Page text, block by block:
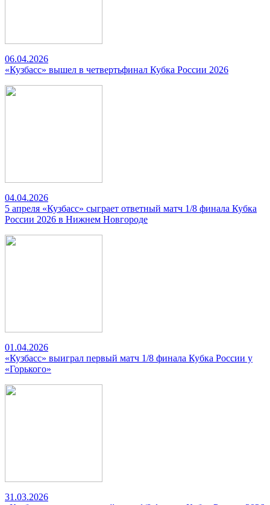
06.04.2026
«Кузбасс» вышел в четвертьфинал Кубка России 2026
04.04.2026
5 апреля «Кузбасс» сыграет ответный матч 1/8 финала Кубка
России 2026 в Нижнем Новгороде
01.04.2026
«Кузбасс» выиграл первый матч 1/8 финала Кубка России у
«Горького»
31.03.2026